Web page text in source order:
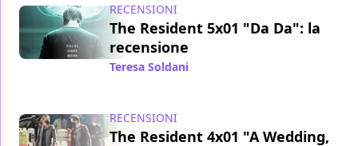
RECENSIONI
The Resident 5x01 "Da Da": la
recensione
Teresa Soldani
RECENSIONI
The Resident 4x01 "A Wedding,